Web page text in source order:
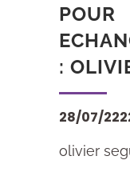
POUR
:
28/07/
olivier